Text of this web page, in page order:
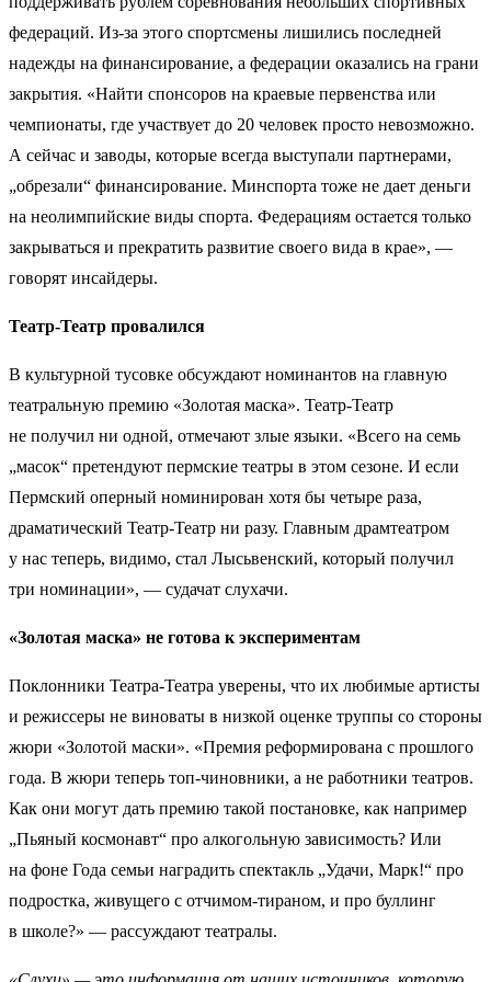
федераций. Из-за этого спортсмены лишились последней
надежды на финансирование, а федерации оказались на грани
закрытия. «Найти спонсоров на краевые первенства или
чемпионаты, где участвует до 20 человек просто невозможно.
А сейчас и заводы, которые всегда выступали партнерами,
„обрезали“ финансирование. Минспорта тоже не дает деньги
на неолимпийские виды спорта. Федерациям остается только
закрываться и прекратить развитие своего вида в крае», —
говорят инсайдеры.
Театр-Театр провалился
В культурной тусовке обсуждают номинантов на главную
театральную премию «Золотая маска». Театр-Театр
не получил ни одной, отмечают злые языки. «Всего на семь
„масок“ претендуют пермские театры в этом сезоне. И если
Пермский оперный номинирован хотя бы четыре раза,
драматический Театр-Театр ни разу. Главным драмтеатром
у нас теперь, видимо, стал Лысьвенский, который получил
три номинации», — судачат слухачи.
«Золотая маска» не готова к экспериментам
Поклонники Театра-Театра уверены, что их любимые артисты
и режиссеры не виноваты в низкой оценке труппы со стороны
жюри «Золотой маски». «Премия реформирована с прошлого
года. В жюри теперь топ-чиновники, а не работники театров.
Как они могут дать премию такой постановке, как например
„Пьяный космонавт“ про алкогольную зависимость? Или
на фоне Года семьи наградить спектакль „Удачи, Марк!“ про
подростка, живущего с отчимом-тираном, и про буллинг
в школе?» — рассуждают театралы.